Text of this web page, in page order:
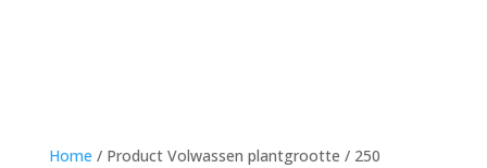
Home / Product Volwassen plantgrootte / 250